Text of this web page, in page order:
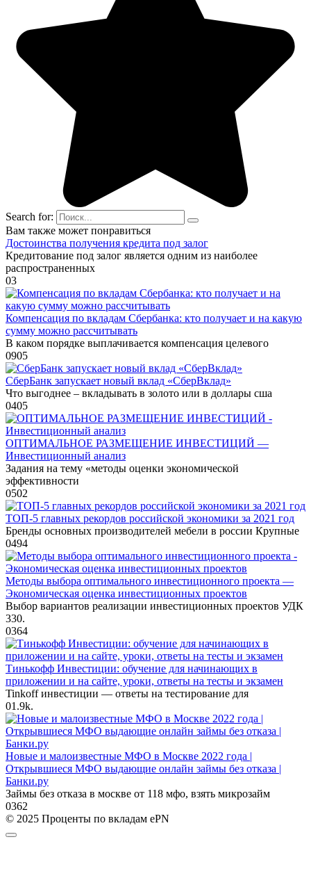
Search for:
Вам также может понравиться
Достоинства получения кредита под залог
Кредитование под залог является одним из наиболее
распространенных
03
Компенсация по вкладам Сбербанка: кто получает и на какую
сумму можно рассчитывать
В каком порядке выплачивается компенсация целевого
0905
СберБанк запускает новый вклад «СберВклад»
Что выгоднее – вкладывать в золото или в доллары сша
0405
ОПТИМАЛЬНОЕ РАЗМЕЩЕНИЕ ИНВЕСТИЦИЙ —
Инвестиционный анализ
Задания на тему «методы оценки экономической
эффективности
0502
ТОП-5 главных рекордов российской экономики за 2021 год
Бренды основных производителей мебели в россии Крупные
0494
Методы выбора оптимального инвестиционного проекта —
Экономическая оценка инвестиционных проектов
Выбор вариантов реализации инвестиционных проектов УДК
330.
0364
Тинькофф Инвестиции: обучение для начинающих в
приложении и на сайте, уроки, ответы на тесты и экзамен
Tinkoff инвестиции — ответы на тестирование для
01.9k.
Новые и малоизвестные МФО в Москве 2022 года |
Открывшиеся МФО выдающие онлайн займы без отказа |
Банки.ру
Займы без отказа в москве от 118 мфо, взять микрозайм
0362
© 2025 Проценты по вкладам ePN